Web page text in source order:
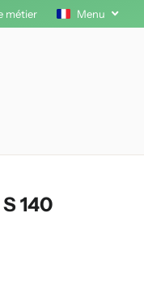
métier Menu
140